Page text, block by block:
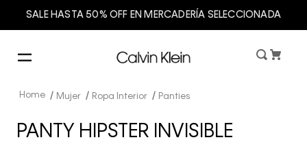
SALE HASTA 50% OFF EN MERCADERÍA SELECCIONADA
Mujer Ropa Interior Panties
PANTY HIPSTER INVISIBLE